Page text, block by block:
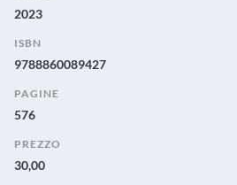
2023
ISBN
9788860089427
PAGINE
576
PREZZO
30,00